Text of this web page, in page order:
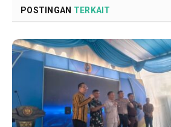
POSTINGAN TERKAIT